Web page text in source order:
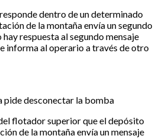
dentro de un determinado
de la montaña envía un segundo
respuesta al segundo mensaje
informa al operario a través de otro
pide desconectar la bomba
flotador superior que el depósito
de la montaña envía un mensaje